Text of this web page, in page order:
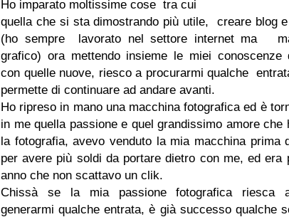
Ho imparato moltissime cose tra cui
quella che si sta dimostrando più utile, creare blog
(ho sempre lavorato nel settore internet ma
grafico) ora mettendo insieme le miei conoscenze
con quelle nuove, riesco a procurarmi qualche
permette di continuare ad andare avanti.
Ho ripreso in mano una macchina fotografica ed è
in me quella passione e quel grandissimo amore che
la fotografia, avevo venduto la mia macchina prima
per avere più soldi da portare dietro con me, ed era
anno che non scattavo un clik.
Chissà se la mia passione fotografica riesca
generarmi qualche entrata, è già successo qualche